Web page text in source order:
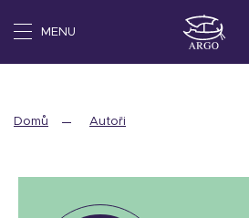
MENU
Domů Autoři